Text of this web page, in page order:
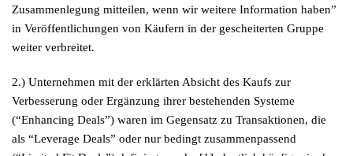
Zusammenlegung mitteilen, wenn wir weitere Information haben”
in Veröffentlichungen von Käufern in der gescheiterten Gruppe
weiter verbreitet.
2.) Unternehmen mit der erklärten Absicht des Kaufs zur
Verbesserung oder Ergänzung ihrer bestehenden Systeme
(“Enhancing Deals”) waren im Gegensatz zu Transaktionen, die
als “Leverage Deals” oder nur bedingt zusammenpassend